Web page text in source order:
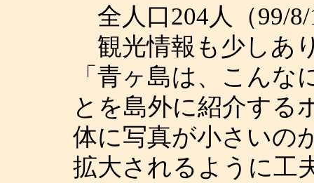
全人口204人（99/
観光情報も少しあ
「青ヶ島は、こん
とを島外に紹介する
体に写真が小さいの
拡大されるように工